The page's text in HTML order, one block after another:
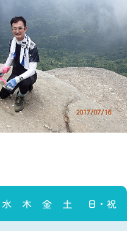
水 木 金 土 日・祝